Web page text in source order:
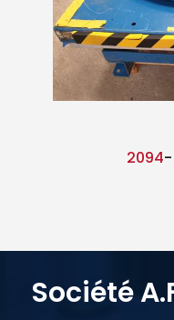
2094-
Société